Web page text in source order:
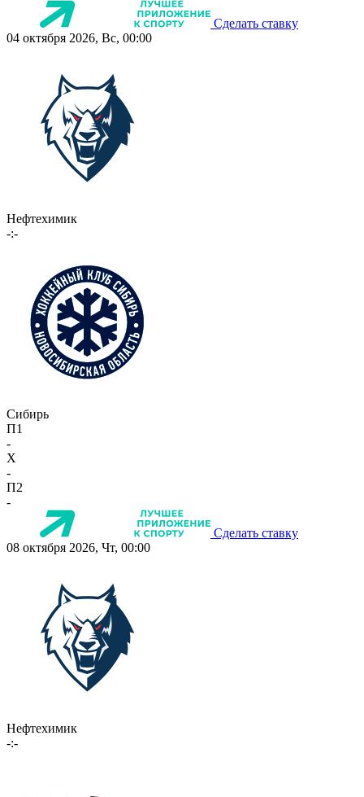
Сделать ставку
04 октября 2026, Вс, 00:00
Нефтехимик
-:-
Сибирь
П1
-
X
-
П2
-
Сделать ставку
08 октября 2026, Чт, 00:00
Нефтехимик
-:-